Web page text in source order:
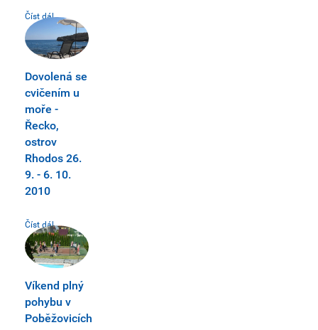
Číst dál...
Dovolená se
cvičením u
moře -
Řecko,
ostrov
Rhodos 26.
9. - 6. 10.
2010
Číst dál...
Víkend plný
pohybu v
Poběžovicích